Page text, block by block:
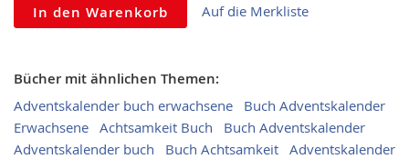
In den Warenkorb Auf die Merkliste
Bücher mit ähnlichen Themen:
Adventskalender buch erwachsene
Buch Adventskalender
Erwachsene Achtsamkeit Buch
Buch Adventskalender
Adventskalender buch
Buch Achtsamkeit Adventskalender